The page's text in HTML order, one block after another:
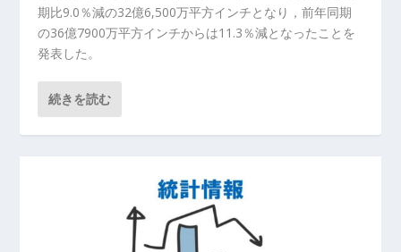
期比9.0％減の32億6,500万平方インチとなり，前年同期
の36億7900万平方インチからは11.3％減となったことを
発表した。
続きを読む